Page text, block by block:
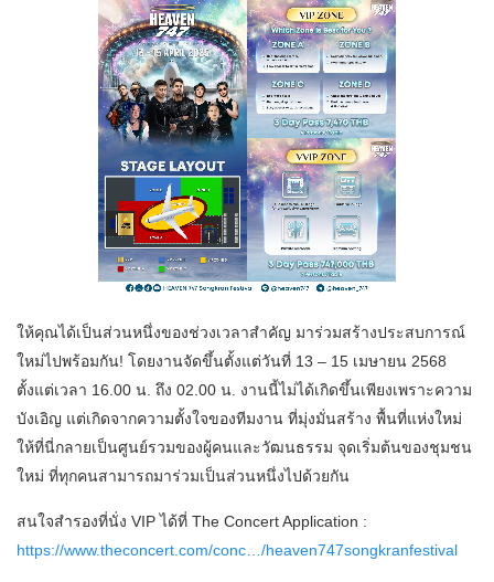
ให้คุณได้เป็นส่วนหนึ่งของช่วงเวลาสำคัญ มาร่วมสร้างประสบการณ์
ใหม่ไปพร้อมกัน! โดยงานจัดขึ้นตั้งแต่วันที่ 13 – 15 เมษายน 2568
ตั้งแต่เวลา 16.00 น. ถึง 02.00 น. งานนี้ไม่ได้เกิดขึ้นเพียงเพราะความ
บังเอิญ แต่เกิดจากความตั้งใจของทีมงาน ที่มุ่งมั่นสร้าง พื้นที่แห่งใหม่
ให้ที่นี่กลายเป็นศูนย์รวมของผู้คนและวัฒนธรรม จุดเริ่มต้นของชุมชน
ใหม่ ที่ทุกคนสามารถมาร่วมเป็นส่วนหนึ่งไปด้วยกัน
สนใจสำรองที่นั่ง VIP ได้ที่ The Concert Application :
https://www.theconcert.com/conc…/heaven747songkranfestival